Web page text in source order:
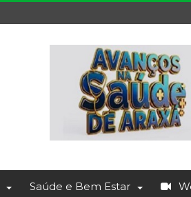
Saúde e Bem Estar